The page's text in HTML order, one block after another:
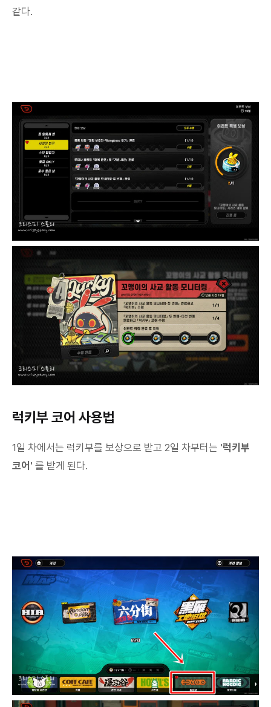
같다.
럭키부 코어 사용법
1일 차에서는 럭키부를 보상으로 받고 2일 차부터는 '럭키부
코어' 를 받게 된다.